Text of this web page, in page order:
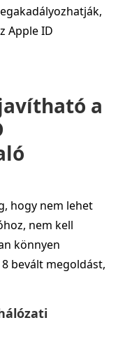
Apple ID
a
hogy nem lehet
nem kell
könnyen
bevált megoldást,